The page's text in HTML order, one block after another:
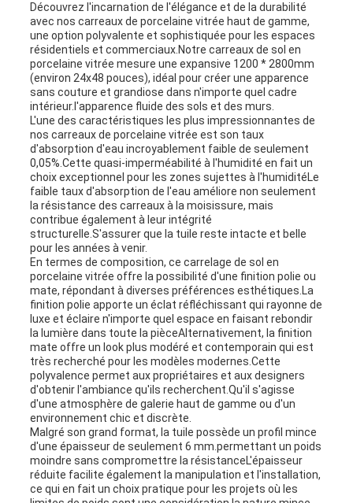
Découvrez l'incarnation de l'élégance et de la durabilité
avec nos carreaux de porcelaine vitrée haut de gamme,
une option polyvalente et sophistiquée pour les espaces
résidentiels et commerciaux.Notre carreaux de sol en
porcelaine vitrée mesure une expansive 1200 * 2800mm
(environ 24x48 pouces), idéal pour créer une apparence
sans couture et grandiose dans n'importe quel cadre
intérieur.l'apparence fluide des sols et des murs.
L'une des caractéristiques les plus impressionnantes de
nos carreaux de porcelaine vitrée est son taux
d'absorption d'eau incroyablement faible de seulement
0,05%.Cette quasi-imperméabilité à l'humidité en fait un
choix exceptionnel pour les zones sujettes à l'humiditéLe
faible taux d'absorption de l'eau améliore non seulement
la résistance des carreaux à la moisissure, mais
contribue également à leur intégrité
structurelle.S'assurer que la tuile reste intacte et belle
pour les années à venir.
En termes de composition, ce carrelage de sol en
porcelaine vitrée offre la possibilité d'une finition polie ou
mate, répondant à diverses préférences esthétiques.La
finition polie apporte un éclat réfléchissant qui rayonne de
luxe et éclaire n'importe quel espace en faisant rebondir
la lumière dans toute la pièceAlternativement, la finition
mate offre un look plus modéré et contemporain qui est
très recherché pour les modèles modernes.Cette
polyvalence permet aux propriétaires et aux designers
d'obtenir l'ambiance qu'ils recherchent.Qu'il s'agisse
d'une atmosphère de galerie haut de gamme ou d'un
environnement chic et discrète.
Malgré son grand format, la tuile possède un profil mince
d'une épaisseur de seulement 6 mm.permettant un poids
moindre sans compromettre la résistanceL'épaisseur
réduite facilite également la manipulation et l'installation,
ce qui en fait un choix pratique pour les projets où les